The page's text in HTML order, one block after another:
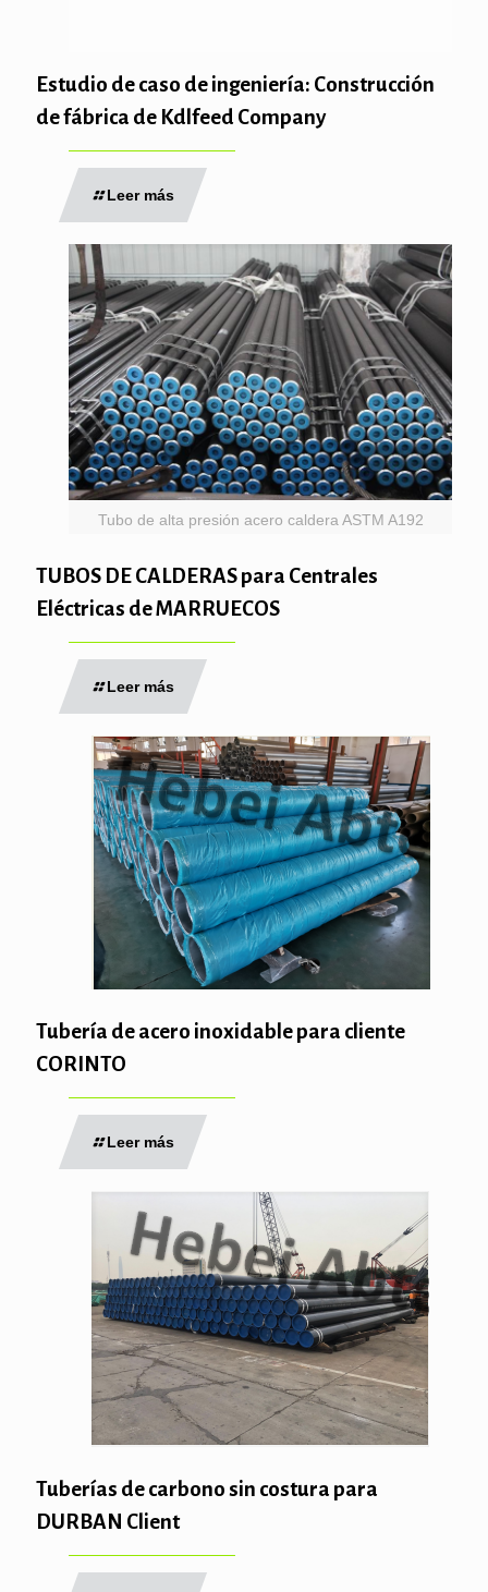
Estudio de caso de ingeniería: Construcción
de fábrica de Kdlfeed Company
Leer más
Tubo de alta presión acero caldera ASTM A192
TUBOS DE CALDERAS para Centrales
Eléctricas de MARRUECOS
Leer más
Tubería de acero inoxidable para cliente
CORINTO
Leer más
Tuberías de carbono sin costura para
DURBAN Client